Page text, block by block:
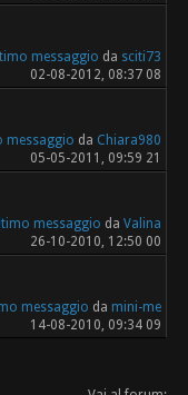
messaggio da sciti73
02-08-2012, 08:37 08
messaggio da Chiara980
05-05-2011, 09:59 21
messaggio da Valina
26-10-2010, 12:50 00
messaggio da mini-me
14-08-2010, 09:34 09